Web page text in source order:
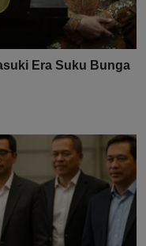
Era Suku Bunga